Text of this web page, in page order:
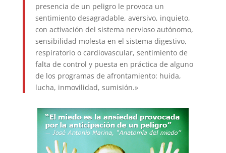
presencia de un peligro le provoca un
sentimiento desagradable, aversivo, inquieto,
con activación del sistema nervioso autónomo,
sensibilidad molesta en el sistema digestivo,
respiratorio o cardiovascular, sentimiento de
falta de control y puesta en práctica de alguno
de los programas de afrontamiento: huida,
lucha, inmovilidad, sumisión.»